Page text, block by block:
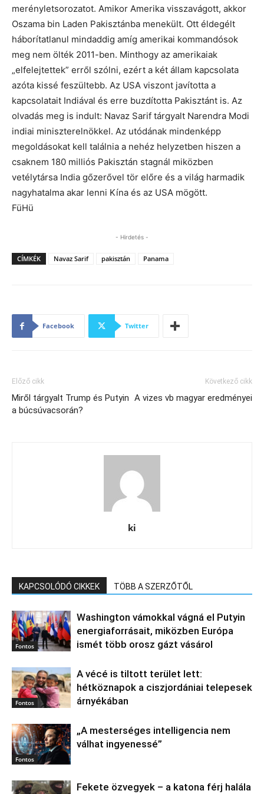
merényletsorozatot. Amikor Amerika visszavágott, akkor
Oszama bin Laden Pakisztánba menekült. Ott éldegélt
háborítatlanul mindaddig amíg amerikai kommandósok
meg nem ölték 2011-ben. Minthogy az amerikaiak
„elfelejtettek” erről szólni, ezért a két állam kapcsolata
azóta kissé feszültebb. Az USA viszont javította a
kapcsolatait Indiával és erre buzdította Pakisztánt is. Az
olvadás meg is indult: Navaz Sarif tárgyalt Narendra Modi
indiai miniszterelnökkel. Az utódának mindenképp
megoldásokat kell találnia a nehéz helyzetben hiszen a
csaknem 180 milliós Pakisztán stagnál miközben
vetélytársa India gőzerővel tör előre és a világ harmadik
nagyhatalma akar lenni Kína és az USA mögött.
FüHü
- Hirdetés -
CÍMKÉK Navaz Sarif pakisztán Panama
Facebook Twitter
Előző cikk
Miről tárgyalt Trump és Putyin
a búcsúvacsorán?
Következő cikk
A vizes vb magyar eredményei
ki
KAPCSOLÓDÓ CIKKEK TÖBB A SZERZŐTŐL
Fontos
Washington vámokkal vágná el Putyin
energiaforrásait, miközben Európa
ismét több orosz gázt vásárol
Fontos
A vécé is tiltott terület lett:
hétköznapok a ciszjordániai telepesek
árnyékában
Fontos
„A mesterséges intelligencia nem
válhat ingyenessé”
Fekete özvegyek – a katona férj halála